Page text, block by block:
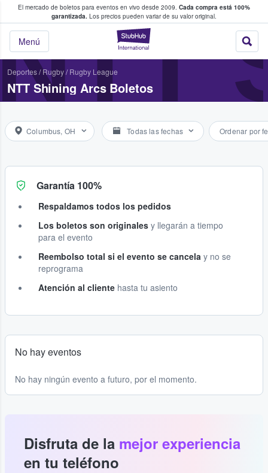
El mercado de boletos para eventos en vivo desde 2009. Cada compra está 100%
garantizada. Los precios pueden variar de su valor original.
StubHub: donde
Menú
fans compran y venden boletos
Deportes/Rugby/ Rugby League
NTT Shining Arcs Boletos
Columbus, OH Todas las fechas Ordenar por
Garantía 100%
Respaldamos todos los pedidos
Los boletos son originales y llegarán a tiempo
para el evento
Reembolso total si el evento se cancela y no se
reprograma
Atención al cliente hasta tu asiento
No hay eventos
No hay ningún evento a futuro, por el momento.
Disfruta de la mejor experiencia
en tu teléfono